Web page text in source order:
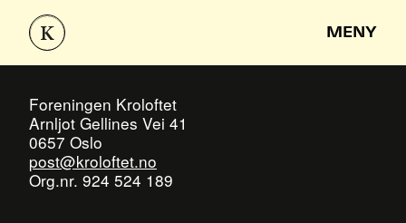
MENY
Foreningen Kroloftet
Arnljot Gellines Vei 41
0657 Oslo
post@kroloftet.no
Org.nr. 924 524 189